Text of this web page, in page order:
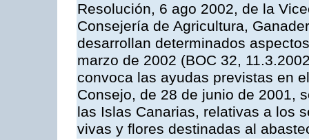
Resolución, 6 ago 2002, de la
Consejería de Agricultura,
desarrollan determinados
marzo de 2002 (BOC 32,
convoca las ayudas previstas en
Consejo, de 28 de junio de 2001,
las Islas Canarias, relativas a los
vivas y flores destinadas al